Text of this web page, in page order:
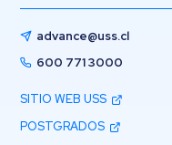
advance@uss.cl
600 771 3000
SITIO WEB USS
POSTGRADOS